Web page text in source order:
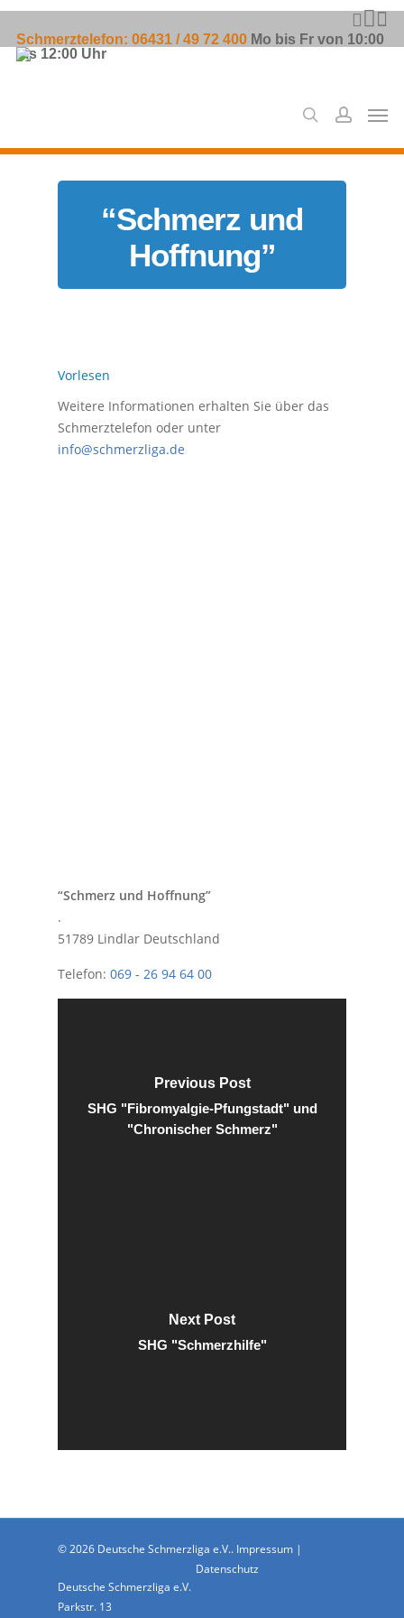
Skip
main
Schmerztelefon: 06431 / 49 72 400 Mo bis Fr von 10:00
bis 12:00 Uhr
“Schmerz und
Hoffnung”
Vorlesen
Weitere Informationen erhalten Sie über das
Schmerztelefon oder unter
info@schmerzliga.de
“Schmerz und Hoffnung”
.
51789 Lindlar Deutschland
Telefon: 069 - 26 94 64 00
Previous Post
SHG "Fibromyalgie-Pfungstadt" und
"Chronischer Schmerz"
Next Post
SHG "Schmerzhilfe"
© 2026 Deutsche Schmerzliga e.V.. Impressum |
Datenschutz
Deutsche Schmerzliga e.V.
Parkstr. 13